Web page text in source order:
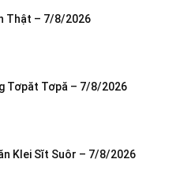
Thật – 7/8/2026
Tơpăt Tơpă – 7/8/2026
Klei Sĭt Suôr – 7/8/2026